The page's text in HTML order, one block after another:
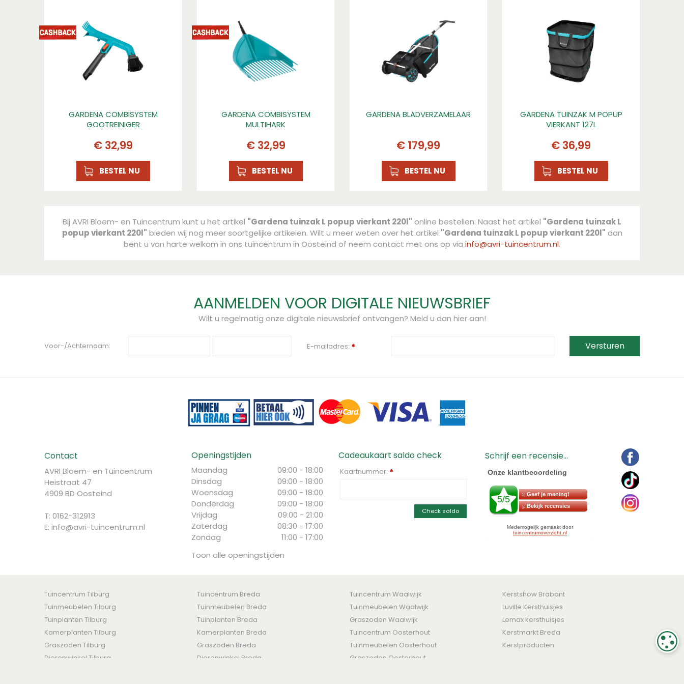
GARDENA COMBISYSTEM
GOOTREINIGER
€ 32,99
BESTEL NU
GARDENA COMBISYSTEM
MULTIHARK
€ 32,99
BESTEL NU
GARDENA BLADVERZAMELAAR
€ 179,99
BESTEL NU
GARDENA TUINZAK M POPUP
VIERKANT 127L
€ 36,99
BESTEL NU
Bij AVRI Bloem- en Tuincentrum kunt u het artikel "Gardena tuinzak L popup vierkant 220l" online bestellen. Naast het artikel "Gardena tuinzak L
popup vierkant 220l" bieden wij nog meer soortgelijke artikelen. Wilt u meer weten over het artikel "Gardena tuinzak L popup vierkant 220l" dan
bent u van harte welkom in ons tuincentrum in Oosteind of neem contact met ons op via info@avri-tuincentrum.nl.
AANMELDEN VOOR DIGITALE NIEUWSBRIEF
Wilt u regelmatig onze digitale nieuwsbrief ontvangen? Meld u dan hier aan!
Voor-/Achternaam: E-mailadres: *
Contact
AVRI Bloem- en Tuincentrum
Heistraat 47
4909 BD Oosteind
T: 0162-312913
E: info@avri-tuincentrum.nl
Openingstijden
Maandag
09:00 - 18:00
Dinsdag
09:00 - 18:00
Woensdag
09:00 - 18:00
Donderdag
09:00 - 18:00
Vrijdag
09:00 - 21:00
Zaterdag
08:30 - 17:00
Zondag
11:00 - 17:00
Toon alle openingstijden
Cadeaukaart saldo check
Kaartnummer: *
Check saldo
Schrijf een recensie...
Tuincentrum Tilburg
Tuinmeubelen Tilburg
Tuinplanten Tilburg
Kamerplanten Tilburg
Graszoden Tilburg
Dierenwinkel Tilburg
Tuincentrum Breda
Tuinmeubelen Breda
Tuinplanten Breda
Kamerplanten Breda
Graszoden Breda
Dierenwinkel Breda
Tuincentrum Waalwijk
Tuinmeubelen Waalwijk
Graszoden Waalwijk
Tuincentrum Oosterhout
Tuinmeubelen Oosterhout
Graszoden Oosterhout
Kerstshow Brabant
Luville Kersthuisjes
Lemax kersthuisjes
Kerstmarkt Breda
Kerstproducten